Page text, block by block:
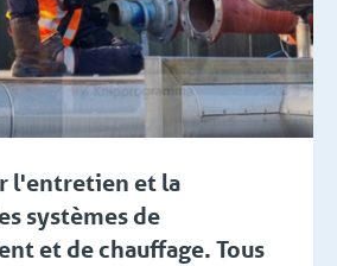
l'entretien et la
systèmes de
et de chauffage. Tous